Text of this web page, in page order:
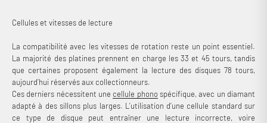
Cellules et vitesses de lecture
La compatibilité avec les vitesses de rotation reste un point essentiel.
La majorité des platines prennent en charge les 33 et 45 tours, tandis
que certaines proposent également la lecture des disques 78 tours,
aujourd’hui réservés aux collectionneurs.
Ces derniers nécessitent une cellule phono spécifique, avec un diamant
adapté à des sillons plus larges. L’utilisation d’une cellule standard sur
ce type de disque peut entraîner une lecture incorrecte, voire